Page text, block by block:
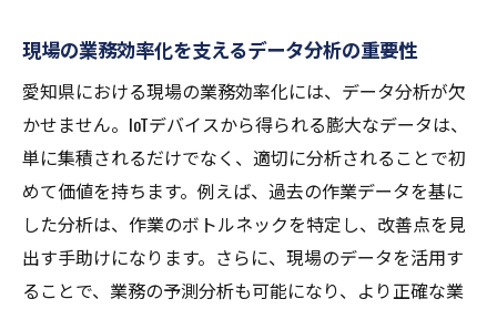
現場の業務効率化を支えるデータ分析の重要性
愛知県における現場の業務効率化には、データ分析が欠
かせません。IoTデバイスから得られる膨大なデータは、
単に集積されるだけでなく、適切に分析されることで初
めて価値を持ちます。例えば、過去の作業データを基に
した分析は、作業のボトルネックを特定し、改善点を見
出す手助けになります。さらに、現場のデータを活用す
ることで、業務の予測分析も可能になり、より正確な業